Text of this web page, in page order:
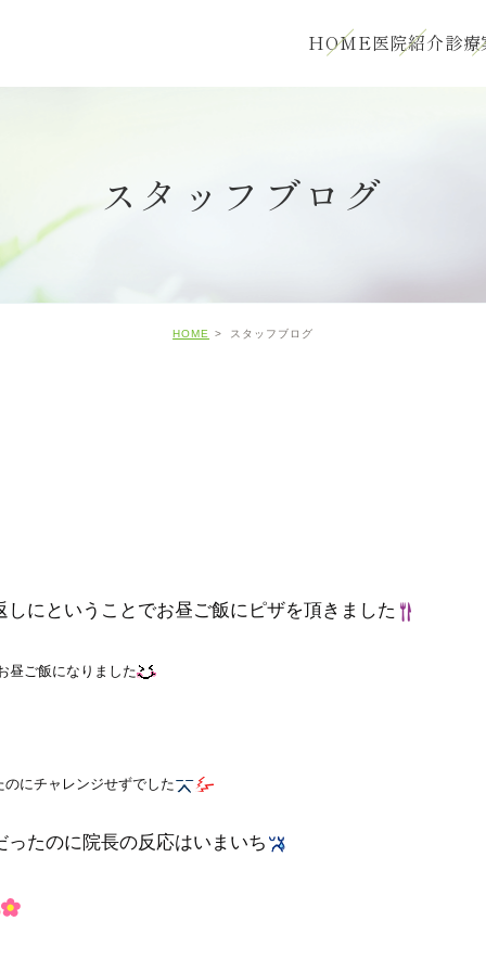
HOME医院紹介診
スタッフブログ
HOME スタッフブログ
しにということでお昼ご飯にピザを頂きました
昼ご飯になりました
にチャレンジせずでした
ったのに院長の反応はいまいち